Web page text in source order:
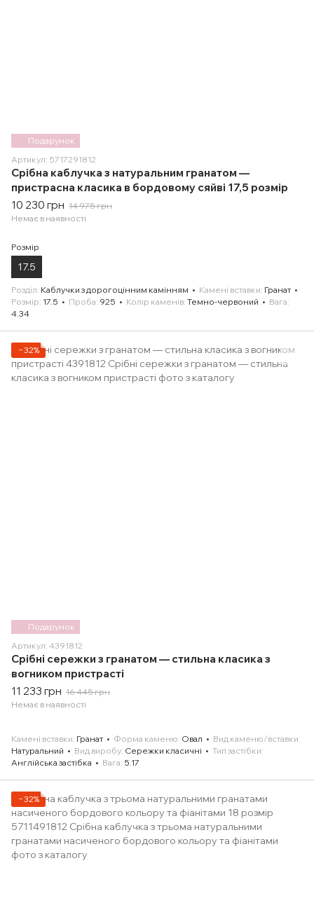
Подарунок
Артикул: 5717291812
Срібна каблучка з натуральним гранатом —
пристрасна класика в бордовому сяйві 17,5 розмір
10 230 грн 14 975 грн
Немає в наявності
Розмір
17.5
Розділ Каблучки з дорогоцінним камінням Камені вставки Гранат
Розмір 17.5 Проба 925 Колір каменів Темно-червоний
Вага
4.34
Подарунок
−32%
Артикул: 4391812
Срібні сережки з гранатом — стильна класика з
вогником пристрасті
11 233 грн 16 445 грн
Немає в наявності
Камені вставки Гранат Форма каменю Овал
Вид каменю/вставки
Натуральний
Вид виробу Сережки класичні
Тип застібки
Англійська застібка
Вага 5.17
−32%